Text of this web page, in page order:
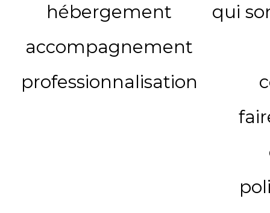
hébergement
accompagnement
professionnalisation
qui